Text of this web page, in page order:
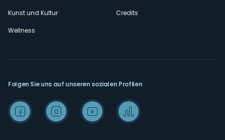
Kunst und Kultur
Wellness
Credits
Folgen Sie uns auf unseren sozialen Profilen